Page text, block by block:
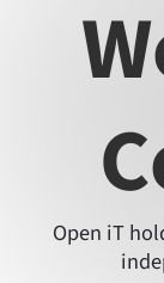
Open iT